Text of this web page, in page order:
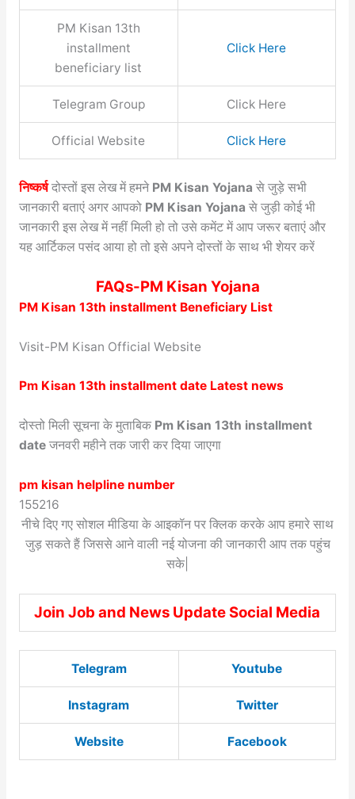
PM Kisan 13th
installment
beneficiary list
Click Here
Telegram Group Click Here
Official Website Click Here
निष्कर्षदोस्तों इस लेख में हमने PM Kisan Yojana से जुड़े सभी
जानकारी बताएं अगर आपको PM Kisan Yojana से जुड़ी कोई भी
जानकारी इस लेख में नहीं मिली हो तो उसे कमेंट में आप जरूर बताएं और
यह आर्टिकल पसंद आया हो तो इसे अपने दोस्तों के साथ भी शेयर करें
FAQs-PM Kisan Yojana
PM Kisan 13th installment Beneficiary List
Visit-PM Kisan Official Website
Pm Kisan 13th installment date Latest news
दोस्तो मिली सूचना के मुताबिक Pm Kisan 13th installment
dateजनवरी महीने तक जारी कर दिया जाएगा
pm kisan helpline number
155216
नीचे दिए गए सोशल मीडिया के आइकॉन पर क्लिक करके आप हमारे साथ
जुड़ सकते हैं जिससे आने वाली नई योजना की जानकारी आप तक पहुंच
सके|
Join Job and News Update Social Media
Telegram Youtube
Instagram Twitter
Website Facebook